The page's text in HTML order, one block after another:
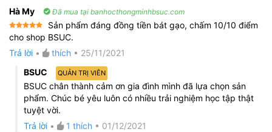
Hà My Đã mua tại banhocthongminhbsuc.com
Được xếp
hạng55
sao
Sản phẩm đáng đồng tiền bát gạo, chấm 10/10 điểm
cho shop BSUC.
Trả lời • thích • 25/11/2021
BSUC
QUẢN TRỊ VIÊN
BSUC chân thành cảm ơn gia đình mình đã lựa chọn sản
phẩm. Chúc bé yêu luôn có nhiều trải nghiệm học tập thật
tuyệt vời.
Trả lời • 1 thích • 01/12/2021